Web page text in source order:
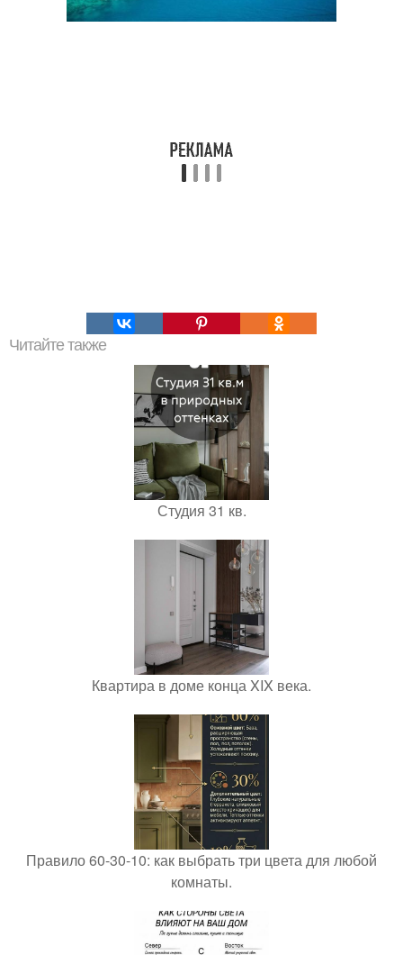
Читайте также
Студия 31 кв.
Квартира в доме конца XIX века.
Правило 60-30-10: как выбрать три цвета для любой
комнаты.